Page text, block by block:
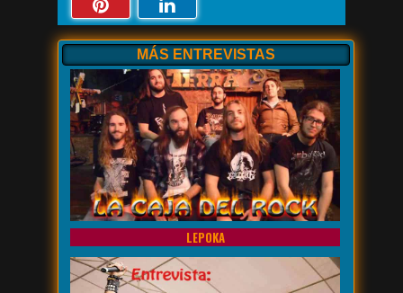
MÁS ENTREVISTAS
LEPOKA